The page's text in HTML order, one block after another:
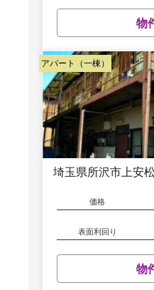
物
アパート（一棟）
埼玉県所沢市上安
価格
表面利回り
物